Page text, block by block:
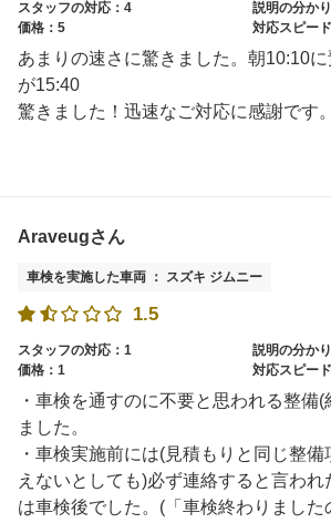
スタッフの対応：4
説明の分か
価格：5
対応スピー
あまりの速さに驚きました。朝10:10
が15:40
驚きました！迅速なご対応に感謝です。
Araveugさん
車検を実施した車両 ： スズキ ジムニー
1.5
スタッフの対応：1
説明の分か
価格：1
対応スピー
・車検を通すのに不要と思われる整備(
ました。
・車検実施前には(見積もりと同じ整
えないとしても)必ず連絡すると言わ
は車検後でした。(「車検終わりました